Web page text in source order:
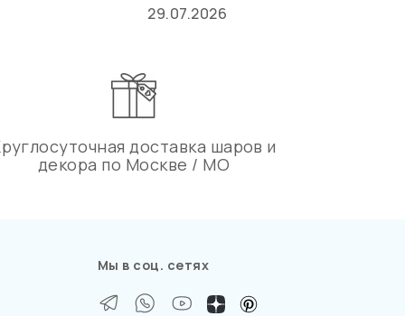
29.07.2026
доставка шаров и
декора по Москве / МО
Мы в соц. сетях